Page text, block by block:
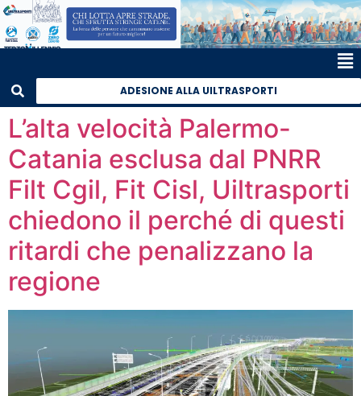
ADESIONE ALLA UILTRASPORTI
L’alta velocità Palermo-
Catania esclusa dal PNRR
Filt Cgil, Fit Cisl, Uiltrasporti
chiedono il perché di questi
ritardi che penalizzano la
regione